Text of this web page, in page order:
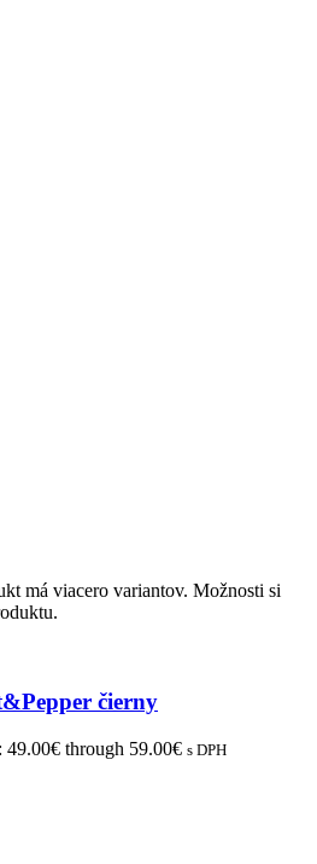
má viacero variantov. Možnosti si
čierny
49.00€ through 59.00€ s DPH